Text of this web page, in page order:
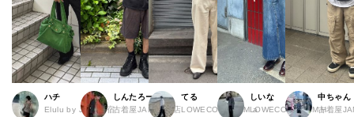
ハチ
Elulu by JAM 原宿
しんたろー
古着屋JAM 仙台店
てる
LOWECO by JAM a
しいな
LOWECO by JAM H
中ちゃん
古着屋